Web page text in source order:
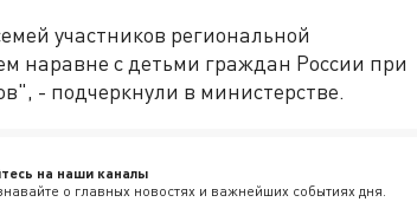
участников региональной
наравне с детьми граждан России при
- подчеркнули в министерстве.
на наши каналы
о главных новостях и важнейших событиях дня.